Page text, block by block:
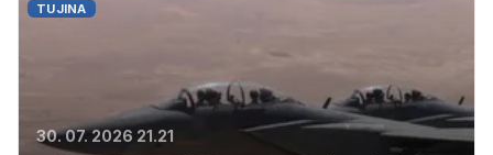
TUJINA
30. 07. 2026 21.21